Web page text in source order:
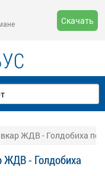
Скачать
ЖДВ - Голдобиха
ЖДВ - Голдобиха